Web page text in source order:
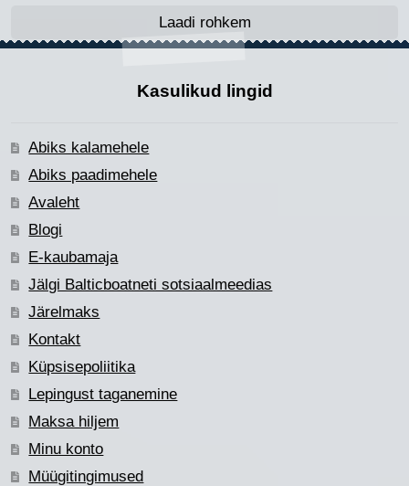
Laadi rohkem
Kasulikud lingid
Abiks kalamehele
Abiks paadimehele
Avaleht
Blogi
E-kaubamaja
Jälgi Balticboatneti sotsiaalmeedias
Järelmaks
Kontakt
Küpsisepoliitika
Lepingust taganemine
Maksa hiljem
Minu konto
Müügitingimused